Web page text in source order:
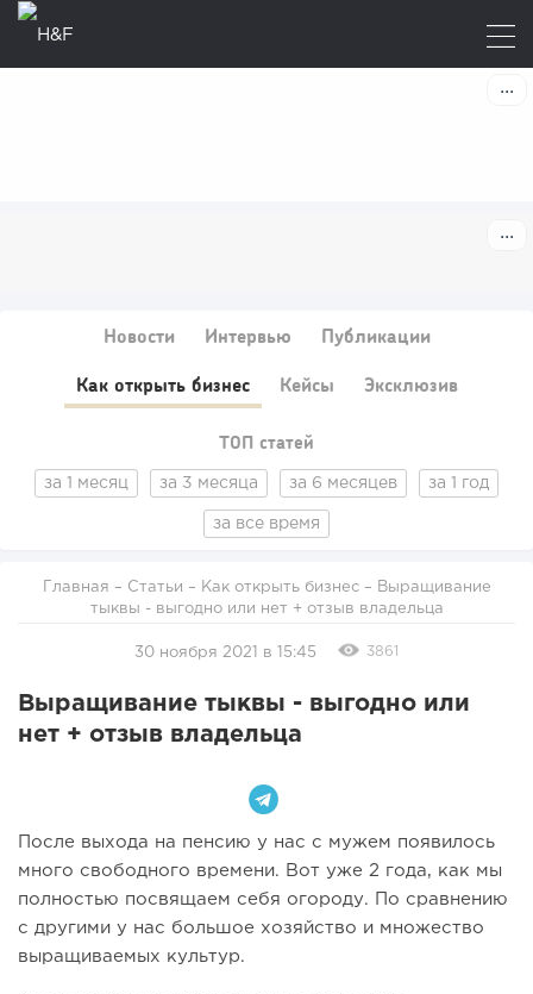
Новости Интервью Публикации
Как открыть бизнес Кейсы Эксклюзив
ТОП статей
за 1 месяц за 3 месяца за 6 месяцев за 1 год
за все время
Главная – Статьи – Как открыть бизнес– Выращивание
тыквы - выгодно или нет + отзыв владельца
30 ноября 2021 в 15:45 3861
Выращивание тыквы - выгодно или
нет + отзыв владельца
После выхода на пенсию у нас с мужем появилось
много свободного времени. Вот уже 2 года, как мы
полностью посвящаем себя огороду. По сравнению
с другими у нас большое хозяйство и множество
выращиваемых культур.